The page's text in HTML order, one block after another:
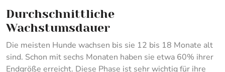
Durchschnittliche
Wachstumsdauer
Die meisten Hunde wachsen bis sie 12 bis 18 Monate alt
sind. Schon mit sechs Monaten haben sie etwa 60% ihrer
Endgröße erreicht. Diese Phase ist sehr wichtig für ihre